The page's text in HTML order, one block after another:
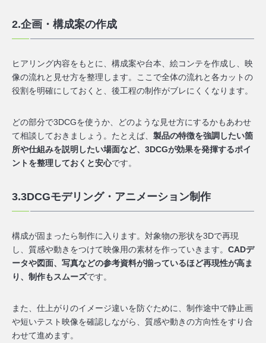
2.企画・構成案の作成
ヒアリング内容をもとに、構成案や台本、絵コンテを作成し、映
像の流れと見せ方を整理します。ここで全体の流れと各カットの
役割を明確にしておくと、後工程の制作がブレにくくなります。
どの部分で3DCGを使うか、どのような見せ方にするかもあわせ
て相談しておきましょう。たとえば、 製品の特徴を強調したい箇
所や仕組みを説明したい場面など、3DCGが効果を発揮するポイ
ントを整理しておくと安心です。
3.3DCGモデリング・アニメーション制作
構成が固まったら制作に入ります。対象物の形状を3Dで再現
し、質感や動きをつけて映像用の素材を作っていきます。 CADデ
ータや図面、写真などの参考資料が揃っているほど再現性が高ま
り、制作もスムーズです。
また、仕上がりのイメージ違いを防ぐために、制作途中で静止画
や短いテスト映像を確認しながら、質感や動きの方向性をすり合
わせて進めます。